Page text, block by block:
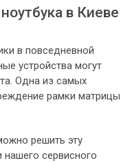
в Киеве
в повседневной
устройства могут
Одна из самых
рамки матрицы
решить эту
сервисного